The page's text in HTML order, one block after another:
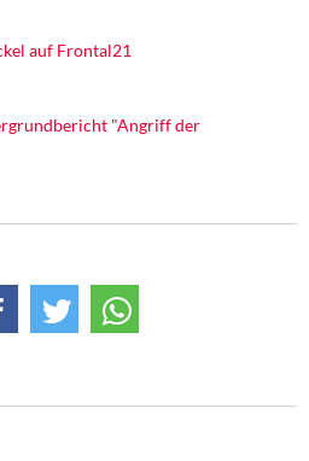
auf Frontal21
"Angriff der